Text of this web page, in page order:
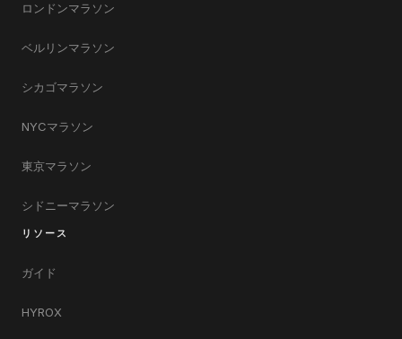
ロンドンマラソン
ベルリンマラソン
シカゴマラソン
NYCマラソン
東京マラソン
シドニーマラソン
リソース
ガイド
HYROX